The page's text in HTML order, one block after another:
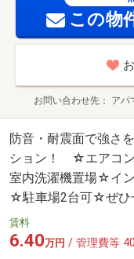
この物
お問い合わせ先 アパ
防音・耐震面で強さ
ション！ ☆エアコ
室内洗濯機置場☆イ
☆駐車場2台可☆ぜひ
賃料
6.40万円 / 管理費等